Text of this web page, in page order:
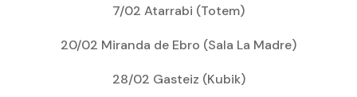
7/02 Atarrabi (Totem)
20/02 Miranda de Ebro (Sala La Madre)
28/02 Gasteiz (Kubik)